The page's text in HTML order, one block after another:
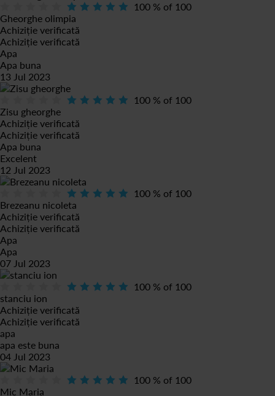
100 % of 100
Gheorghe olimpia
Achiziție verificată
Achiziție verificată
Apa
Apa buna
13 Jul 2023
100 % of 100
Zisu gheorghe
Achiziție verificată
Achiziție verificată
Apa buna
Excelent
12 Jul 2023
100 % of 100
Brezeanu nicoleta
Achiziție verificată
Achiziție verificată
Apa
Apa
07 Jul 2023
100 % of 100
stanciu ion
Achiziție verificată
Achiziție verificată
apa
apa este buna
04 Jul 2023
100 % of 100
Mic Maria